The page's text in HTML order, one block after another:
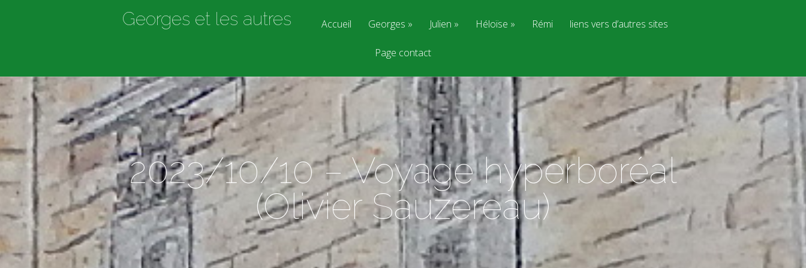
Georges et les autres Accueil Georges Julien Héloïse Rémi liens vers d’autres sites
Page contact
2023/10/10 – Voyage hyperboréal
(Olivier Sauzereau)